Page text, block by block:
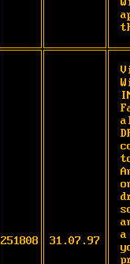
251808 31.07.97